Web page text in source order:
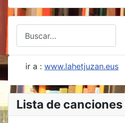
Type 2 or more characters
ir a : www.lahetjuzan.eus
Lista de canciones